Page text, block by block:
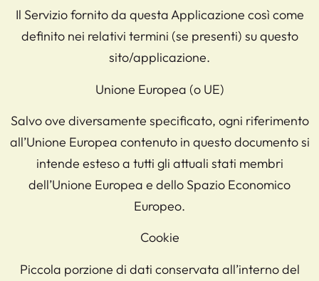
Il Servizio fornito da questa Applicazione così come
definito nei relativi termini (se presenti) su questo
sito/applicazione.
Unione Europea (o UE)
Salvo ove diversamente specificato, ogni riferimento
all’Unione Europea contenuto in questo documento si
intende esteso a tutti gli attuali stati membri
dell’Unione Europea e dello Spazio Economico
Europeo.
Cookie
Piccola porzione di dati conservata all’interno del